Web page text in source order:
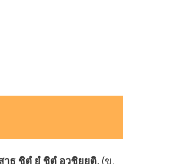
ธุ ชิตํ ยํ ชิตํ อวชิยฺยติ.(ขุ.